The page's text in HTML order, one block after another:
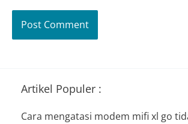
Artikel Populer :
Cara mengatasi modem mifi xl go